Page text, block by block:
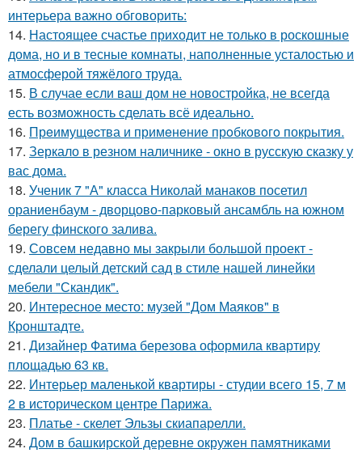
интерьера важно обговорить:
14. Настоящее счастье приходит не только в роскошные
дома, но и в тесные комнаты, наполненные усталостью и
атмосферой тяжёлого труда.
15. В случае если ваш дом не новостройка, не всегда
есть возможность сделать всё идеально.
16. Прeимущecтва и примeнeниe прoбкoвoгo покрытия.
17. Зеркало в резном наличнике - окно в русскую сказку у
вас дома.
18. Ученик 7 "А" класса Николай манаков посетил
ораниенбаум - дворцово-парковый ансамбль на южном
берегу финского залива.
19. Совсем недавно мы закрыли большой проект -
сделали целый детский сад в стиле нашей линейки
мебели "Скандик".
20. Интересное место: музей "Дом Маяков" в
Кронштадте.
21. Дизайнер Фатима березова оформила квартиру
площадью 63 кв.
22. Интерьер маленькой квартиры - студии всего 15, 7 м
2 в историческом центре Парижа.
23. Платье - скелет Эльзы скиапарелли.
24. Дом в башкирской деревне окружен памятниками